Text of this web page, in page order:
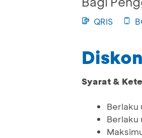
QRIS
Syarat &
Berlaku
Berlaku